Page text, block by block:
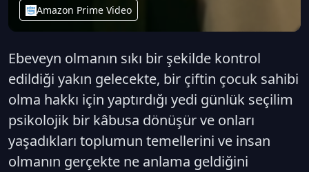
Amazon Prime Video
Ebeveyn olmanın sıkı bir şekilde kontrol
edildiği yakın gelecekte, bir çiftin çocuk sahibi
olma hakkı için yaptırdığı yedi günlük seçilim
psikolojik bir kâbusa dönüşür ve onları
yaşadıkları toplumun temellerini ve insan
olmanın gerçekte ne anlama geldiğini